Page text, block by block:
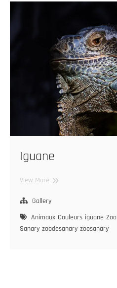
Iguane
View More Iguane
Gallery
Animaux Couleurs iguane Zoo
Sanary zoodesanary zoosanary